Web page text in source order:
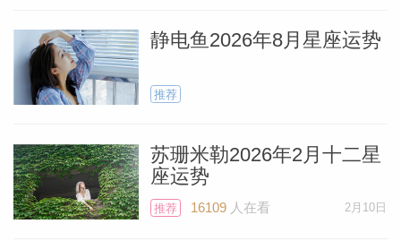
静电鱼2026年8月星座运势
推荐
苏珊米勒2026年2月十二星
座运势
推荐 16109人在看 2月10日